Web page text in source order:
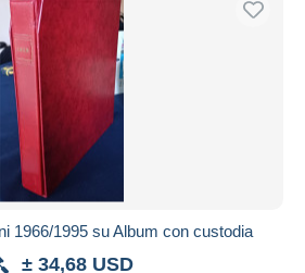
1966/1995 su Album con custodia
± 34,68 USD